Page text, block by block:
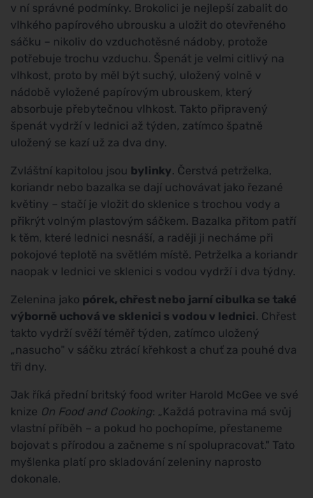
v ní správné podmínky. Brokolici je nejlepší zabalit do
vlhkého papírového ubrousku a uložit do otevřeného
sáčku – nikoliv do vzduchotěsné nádoby, protože
potřebuje trochu vzduchu. Špenát je velmi citlivý na
vlhkost, proto by měl být suchý, uložený volně v
nádobě vyložené papírovým ubrouskem, který
absorbuje přebytečnou vlhkost. Takto připravený
špenát vydrží v lednici až týden, zatímco špatně
uložený se kazí už za dva dny.
Zvláštní kapitolou jsou bylinky. Čerstvá petrželka,
koriandr nebo bazalka se dají uchovávat jako řezané
květiny – stačí je vložit do sklenice s trochou vody a
přikrýt volným plastovým sáčkem. Bazalka přitom patří
k těm, které lednici nesnáší, a raději ji necháme při
pokojové teplotě na světlém místě. Petrželka a koriandr
naopak v lednici ve sklenici s vodou vydrží i dva týdny.
Zelenina jako pórek, chřest nebo jarní cibulka se také
výborně uchová ve sklenici s vodou v lednici. Chřest
takto vydrží svěží téměř týden, zatímco uložený
„nasucho" v sáčku ztrácí křehkost a chuť za pouhé dva
tři dny.
Jak říká přední britský food writer Harold McGee ve své
knize On Food and Cooking: „Každá potravina má svůj
vlastní příběh – a pokud ho pochopíme, přestaneme
bojovat s přírodou a začneme s ní spolupracovat." Tato
myšlenka platí pro skladování zeleniny naprosto
dokonale.